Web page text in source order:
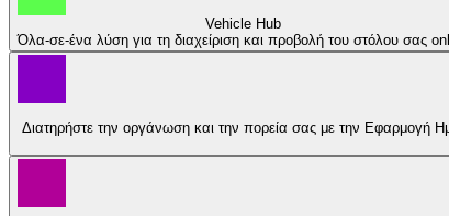
Vehicle Hub
Όλα-σε-ένα λύση για τη διαχείριση και προβολή του στόλου σας
Διατηρήστε την οργάνωση και την πορεία σας με την Εφαρμογή